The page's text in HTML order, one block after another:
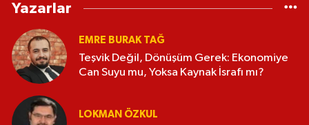
Yazarlar
EMRE BURAK TAĞ
Teşvik Değil, Dönüşüm Gerek: Ekonomiye
Can Suyu mu, Yoksa Kaynak İsrafı mı?
LOKMAN ÖZKUL